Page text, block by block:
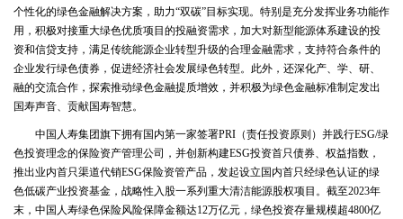
个性化的绿色金融解决方案，助力“双碳”目标实现。特别是充分发挥业务功能作
用，积极对接重大绿色优质项目的投融资需求，加大对新型能源体系建设的投
资和信贷支持，满足传统能源企业转型升级的合理金融需求，支持符合条件的
企业发行绿色债券，促进经济社会发展绿色转型。此外，还深化产、学、研、
融的交流合作，探索推动绿色金融提质增效，并积极为绿色金融标准制定发出
国寿声音、贡献国寿智慧。
中国人寿集团旗下拥有国内第一家签署PRI（责任投资原则）并践行ESG/绿
色投资理念的保险资产管理公司，并创新构建ESG投资首只债券、权益指数，
推出业内首只渠道代销ESG保险资管产品，发起设立国内首只经绿色认证的绿
色低碳产业投资基金，战略性入股一系列重大清洁能源股权项目。截至2023年
末，中国人寿绿色保险风险保障金额达12万亿元，绿色投资存量规模超4800亿